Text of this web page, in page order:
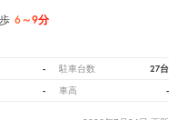
6～9分
- 駐車台数 27台
- 車高 -